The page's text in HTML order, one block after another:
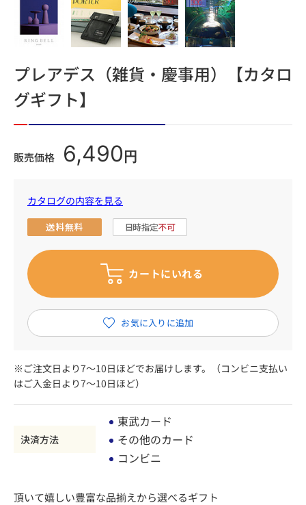
プレアデス（雑貨・慶事用）【カタロ
グギフト】
販売価格 6,490 円
カタログの内容を見る
※ご注文日より7～10日ほどでお届けします。（コンビニ支払い
はご入金日より7～10日ほど）
決済方法
東武カード
その他のカード
コンビニ
頂いて嬉しい豊富な品揃えから選べるギフト